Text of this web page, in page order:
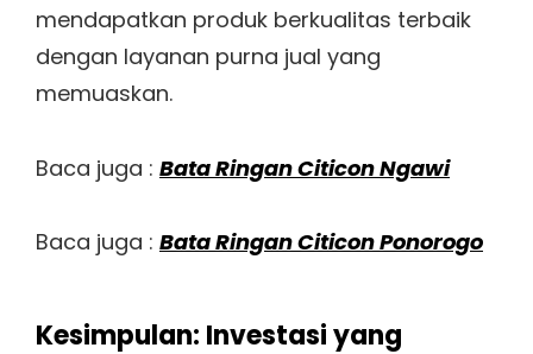
mendapatkan produk berkualitas terbaik
dengan layanan purna jual yang
memuaskan.
Baca juga : Bata Ringan Citicon Ngawi
Baca juga : Bata Ringan Citicon Ponorogo
Kesimpulan: Investasi yang